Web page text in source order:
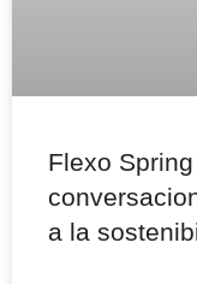
Flexo
a la